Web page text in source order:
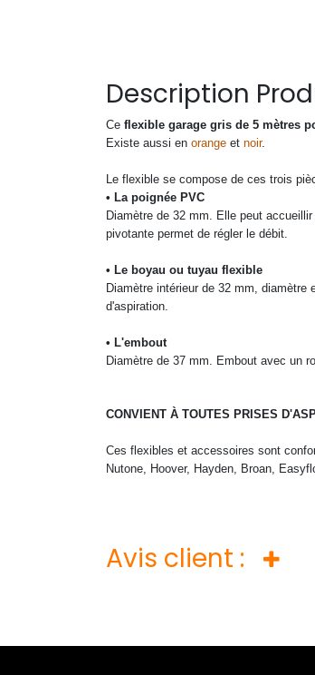
Description
Ce flexible garage gris de 5 mètres
Existe aussi en orange et noir.
Le flexible se compose de ces trois
• La poignée PVC
Diamètre de 32 mm. Elle peut
pivotante permet de régler le débit.
• Le boyau ou tuyau flexible
Diamètre intérieur de 32 mm,
d'aspiration.
• L'embout
Diamètre de 37 mm. Embout avec un
CONVIENT À TOUTES PRISES
Ces flexibles et accessoires sont
Nutone, Hoover, Hayden, Broan,
Avis client :